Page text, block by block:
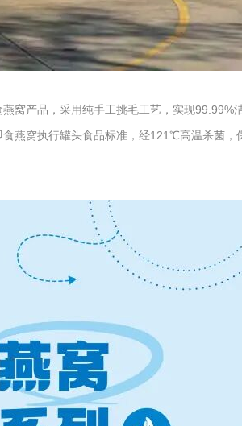
窝产品，采用纯手工挑毛工艺，实现
食燕窝执行罐头食品标准，经121℃高温杀菌